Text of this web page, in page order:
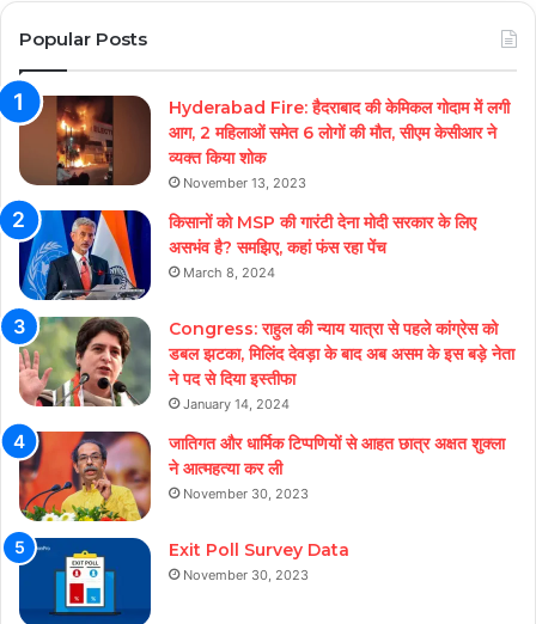
Popular Posts
Hyderabad Fire: हैदराबाद की केमिकल गोदाम में लगी
आग, 2 महिलाओं समेत 6 लोगों की मौत, सीएम केसीआर ने
व्यक्त किया शोक
November 13, 2023
किसानों को MSP की गारंटी देना मोदी सरकार के लिए
असभंव है? समझिए, कहां फंस रहा पेंच
March 8, 2024
Congress: राहुल की न्याय यात्रा से पहले कांग्रेस को
डबल झटका, मिलिंद देवड़ा के बाद अब असम के इस बड़े नेता
ने पद से दिया इस्तीफा
January 14, 2024
जातिगत और धार्मिक टिप्पणियों से आहत छात्र अक्षत शुक्ला
ने आत्महत्या कर ली
November 30, 2023
Exit Poll Survey Data
November 30, 2023